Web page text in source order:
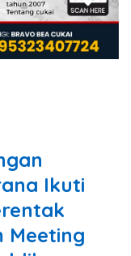
Ikuti
Meeting